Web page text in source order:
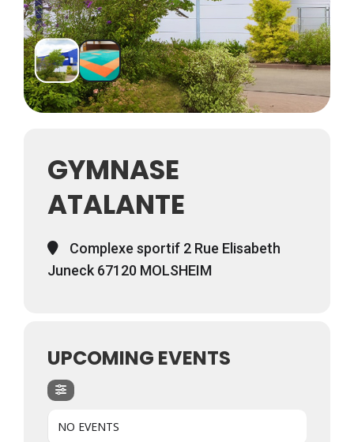
GYMNASE
ATALANTE
Complexe sportif 2 Rue Elisabeth
Juneck 67120 MOLSHEIM
UPCOMING EVENTS
NO EVENTS